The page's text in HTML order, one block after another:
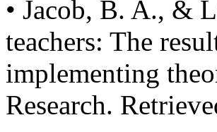
• Jacob, B. A., &
teachers: The
implementing
Research.